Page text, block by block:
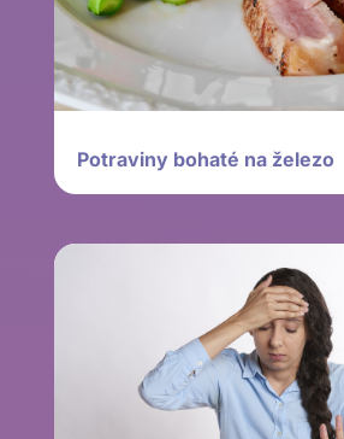
Potraviny bohaté na železo